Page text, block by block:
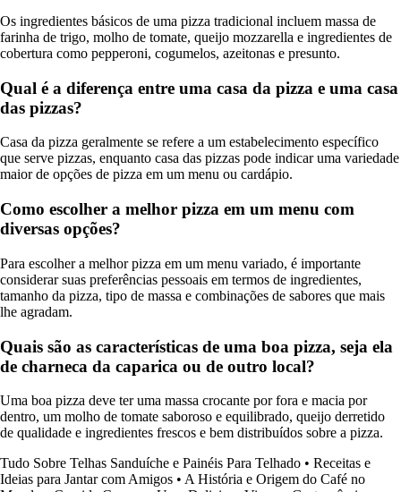
Os ingredientes básicos de uma pizza tradicional incluem massa de
farinha de trigo, molho de tomate, queijo mozzarella e ingredientes de
cobertura como pepperoni, cogumelos, azeitonas e presunto.
Qual é a diferença entre uma casa da pizza e uma casa
das pizzas?
Casa da pizza geralmente se refere a um estabelecimento específico
que serve pizzas, enquanto casa das pizzas pode indicar uma variedade
maior de opções de pizza em um menu ou cardápio.
Como escolher a melhor pizza em um menu com
diversas opções?
Para escolher a melhor pizza em um menu variado, é importante
considerar suas preferências pessoais em termos de ingredientes,
tamanho da pizza, tipo de massa e combinações de sabores que mais
lhe agradam.
Quais são as características de uma boa pizza, seja ela
de charneca da caparica ou de outro local?
Uma boa pizza deve ter uma massa crocante por fora e macia por
dentro, um molho de tomate saboroso e equilibrado, queijo derretido
de qualidade e ingredientes frescos e bem distribuídos sobre a pizza.
Tudo Sobre Telhas Sanduíche e Painéis Para Telhado • Receitas e
Ideias para Jantar com Amigos • A História e Origem do Café no